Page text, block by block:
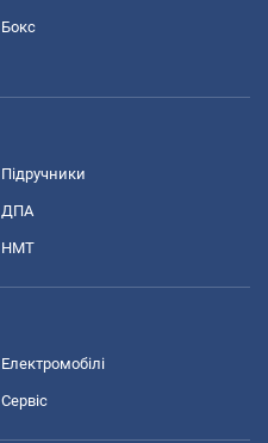
Бокс
Підручники
ДПА
НМТ
Електромобілі
Сервіс